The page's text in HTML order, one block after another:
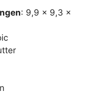
: 9,9 x 9,3 x